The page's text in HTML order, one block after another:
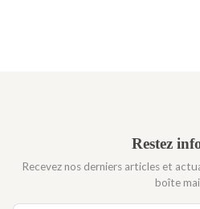
Restez
Recevez nos derniers articles et
boîte